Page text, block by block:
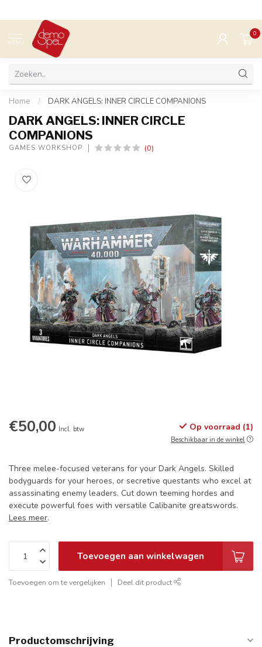
MENU
0
Home / DARK ANGELS: INNER CIRCLE COMPANIONS
DARK ANGELS: INNER CIRCLE
COMPANIONS
GAMES WORKSHOP (0)
€50,00 Incl. btw Op voorraad (1)
Beschikbaar in de winkel
Three melee-focused veterans for your Dark Angels. Skilled
bodyguards for your heroes, or secretive questants who excel at
assassinating enemy leaders. Cut down teeming hordes and
execute powerful foes with versatile Calibanite greatswords.
Lees meer.
Toevoegen aan winkelwagen
Toevoegen om te vergelijken Deel dit product
Productomschrijving